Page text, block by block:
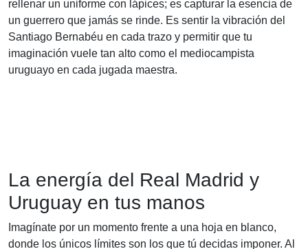
rellenar un uniforme con lápices; es capturar la esencia de
un guerrero que jamás se rinde. Es sentir la vibración del
Santiago Bernabéu en cada trazo y permitir que tu
imaginación vuele tan alto como el mediocampista
uruguayo en cada jugada maestra.
La energía del Real Madrid y
Uruguay en tus manos
Imagínate por un momento frente a una hoja en blanco,
donde los únicos límites son los que tú decidas imponer. Al